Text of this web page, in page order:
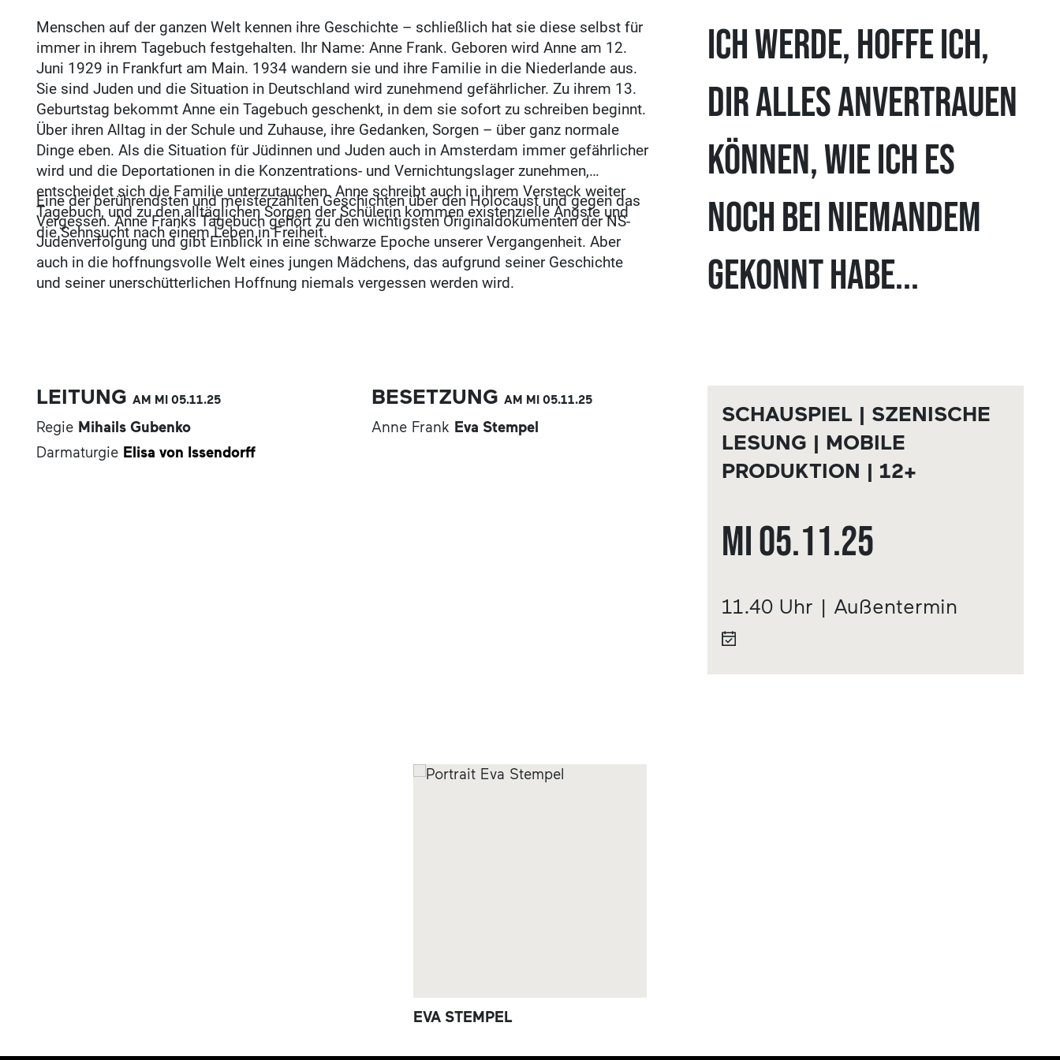
Menschen auf der ganzen Welt kennen ihre Geschichte – schließlich hat sie diese selbst für
immer in ihrem Tagebuch festgehalten. Ihr Name: Anne Frank. Geboren wird Anne am 12.
Juni 1929 in Frankfurt am Main. 1934 wandern sie und ihre Familie in die Niederlande aus.
Sie sind Juden und die Situation in Deutschland wird zunehmend gefährlicher. Zu ihrem 13.
Geburtstag bekommt Anne ein Tagebuch geschenkt, in dem sie sofort zu schreiben beginnt.
Über ihren Alltag in der Schule und Zuhause, ihre Gedanken, Sorgen – über ganz normale
Dinge eben. Als die Situation für Jüdinnen und Juden auch in Amsterdam immer gefährlicher
wird und die Deportationen in die Konzentrations- und Vernichtungslager zunehmen,
entscheidet sich die Familie unterzutauchen. Anne schreibt auch in ihrem Versteck weiter
Tagebuch, und zu den alltäglichen Sorgen der Schülerin kommen existenzielle Ängste und
die Sehnsucht nach einem Leben in Freiheit.
Eine der berührendsten und meisterzählten Geschichten über den Holocaust und gegen das
Vergessen. Anne Franks Tagebuch gehört zu den wichtigsten Originaldokumenten der NS-
Judenverfolgung und gibt Einblick in eine schwarze Epoche unserer Vergangenheit. Aber
auch in die hoffnungsvolle Welt eines jungen Mädchens, das aufgrund seiner Geschichte
und seiner unerschütterlichen Hoffnung niemals vergessen werden wird.
Ich werde, hoffe ich,
dir alles anvertrauen
können, wie ich es
noch bei niemandem
gekonnt habe...
LEITUNG AM MI 05.11.25
Regie Mihails Gubenko
Darmaturgie Elisa von Issendorff
BESETZUNGAM MI05.11.25
Anne Frank Eva Stempel
SCHAUSPIEL | SZENISCHE
LESUNG | MOBILE
PRODUKTION | 12+
Mi05.11.25
11.40 Uhr | Außentermin
EVA STEMPEL